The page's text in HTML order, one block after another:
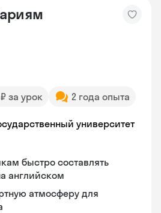
за урок 2 года опыта
университет
быстро составлять
английском
атмосферу для